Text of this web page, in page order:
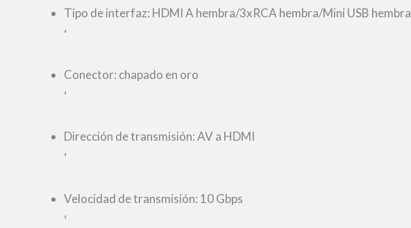
Tipo de interfaz: HDMI A hembra/3xRCA hembra/Mini USB hembra
‘
Conector: chapado en oro
‘
Dirección de transmisión: AV a HDMI
‘
Velocidad de transmisión: 10 Gbps
‘